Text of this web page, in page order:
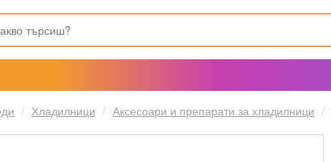
Хладилници Аксесоари и препарати за хладилници